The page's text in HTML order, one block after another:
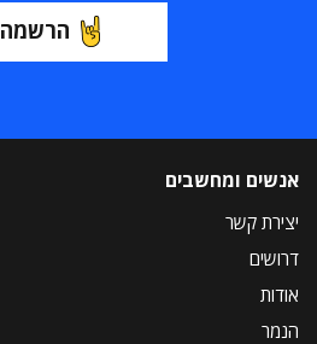
הרשמה
אנשים ומחשבים
יצירת קשר
דרושים
אודות
הנמר